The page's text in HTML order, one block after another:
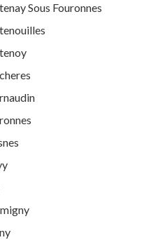
Sous Fouronnes